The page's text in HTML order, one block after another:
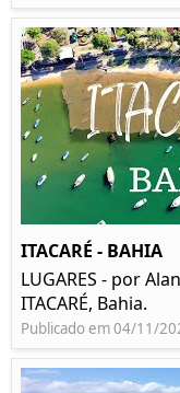
ITACARÉ - BAHIA
LUGARES - por
ITACARÉ, Bahia.
Publicado em 04/11/